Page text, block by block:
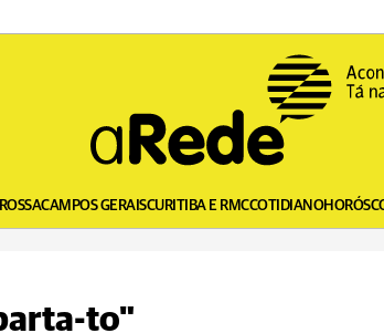
CAMPOS GERAISCURITIBA E RMCCOTIDIANO
to"